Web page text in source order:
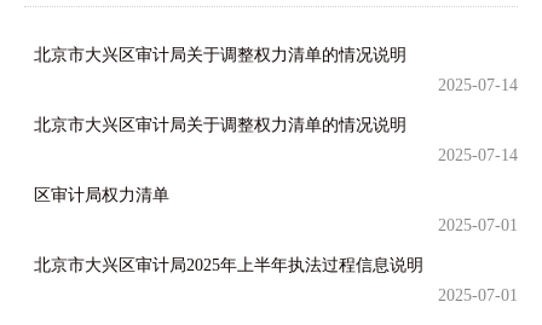
北京市大兴区审计局关于调整权力清单的情况说明
2025-07-14
北京市大兴区审计局关于调整权力清单的情况说明
2025-07-14
区审计局权力清单
2025-07-01
北京市大兴区审计局2025年上半年执法过程信息说明
2025-07-01